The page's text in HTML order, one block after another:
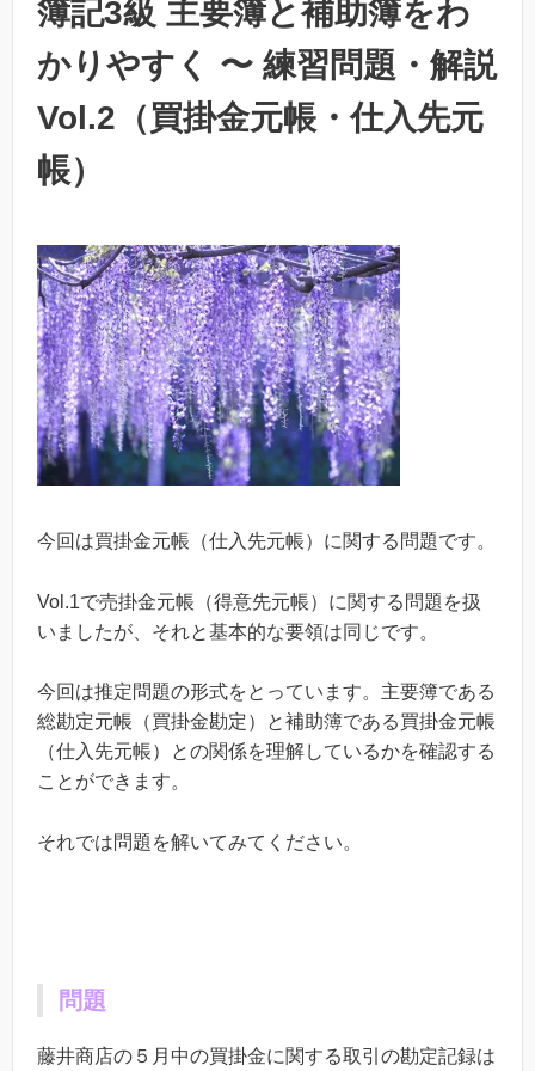
簿記3級 主要簿と補助簿をわ
かりやすく 〜 練習問題・解説
Vol.2（買掛金元帳・仕入先元
帳）
今回は買掛金元帳（仕入先元帳）に関する問題です。
Vol.1で売掛金元帳（得意先元帳）に関する問題を扱
いましたが、それと基本的な要領は同じです。
今回は推定問題の形式をとっています。主要簿である
総勘定元帳（買掛金勘定）と補助簿である買掛金元帳
（仕入先元帳）との関係を理解しているかを確認する
ことができます。
それでは問題を解いてみてください。
問題
藤井商店の５月中の買掛金に関する取引の勘定記録は